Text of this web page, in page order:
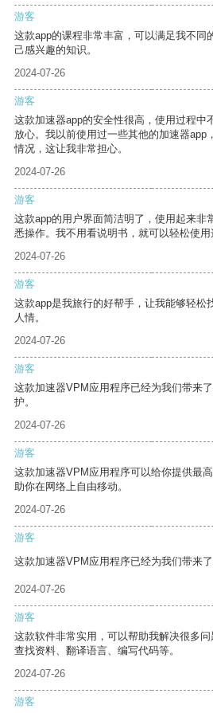
游客
这款app的课程非常丰富，可以满足我不同
己感兴趣的知识。
2024-07-26
游客
这款加速器app的安全性很高，使用过程中
放心。我以前使用过一些其他的加速器app
情况，这让我非常担心。
2024-07-26
游客
这款app的用户界面简洁明了，使用起来非
悉操作。我不用看说明书，就可以轻松使用
2024-07-26
游客
这款app是我旅行的好帮手，让我能够轻松
人情。
2024-07-26
游客
这款加速器VPM应用程序已经为我们带来
护。
2024-07-26
游客
这款加速器VPM应用程序可以给你提供最
助你在网络上自由移动。
2024-07-26
游客
这款加速器VPM应用程序已经为我们带来了
2024-07-26
游客
这款软件非常实用，可以帮助我解决很多
查找资料、翻译语言、编写代码等。
2024-07-26
游客